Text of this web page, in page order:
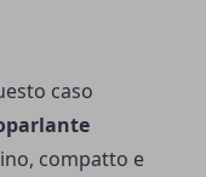
caso
compatto e